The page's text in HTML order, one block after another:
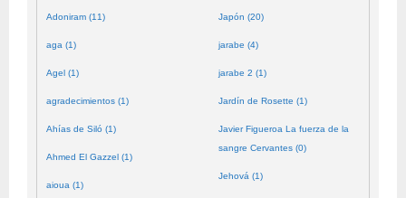
Adoniram (11)
aga (1)
Agel (1)
agradecimientos (1)
Ahías de Siló (1)
Ahmed El Gazzel (1)
aioua (1)
Japón (20)
jarabe (4)
jarabe 2 (1)
Jardín de Rosette (1)
Javier Figueroa La fuerza de la
sangre Cervantes (0)
Jehová (1)